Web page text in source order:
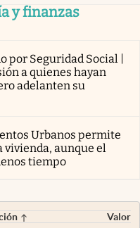
y finanzas
por Seguridad Social |
a quienes hayan
adelanten su
Urbanos permite
vivienda, aunque el
tiempo
Valor